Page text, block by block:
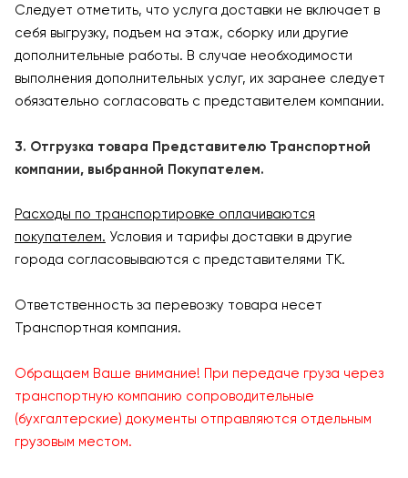
Следует отметить, что услуга доставки не включает в
себя выгрузку, подъем на этаж, сборку или другие
дополнительные работы. В случае необходимости
выполнения дополнительных услуг, их заранее следует
обязательно согласовать с представителем компании.
3. Отгрузка товара Представителю Транспортной
компании, выбранной Покупателем.
Расходы по транспортировке оплачиваются
покупателем. Условия и тарифы доставки в другие
города согласовываются с представителями ТК.
Ответственность за перевозку товара несет
Транспортная компания.
Обращаем Ваше внимание! При передаче груза через
транспортную компанию сопроводительные
(бухгалтерские) документы отправляются отдельным
грузовым местом.